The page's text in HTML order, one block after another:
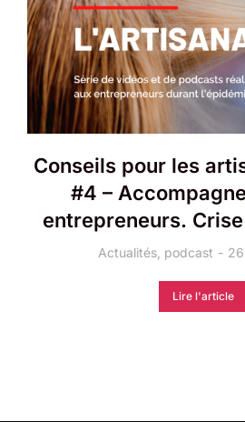
Conseils pour les
#4 –
entrepreneurs.
Actualités podcast
Lire l'article